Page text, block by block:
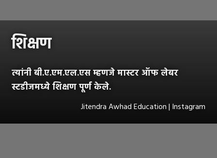
शिक्षण
त्यांनी बी.ए.एम.एल.एस म्हणजे मास्टर ऑफ लेबर
स्टडीजमध्ये शिक्षण पूर्ण केले.
Jitendra Awhad Education | Instagram